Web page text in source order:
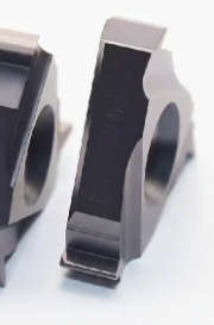
nach
Metrische
Gewindebohrer.
Das